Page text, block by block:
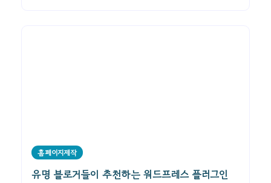
홈페이지제작
유명 블로거들이 추천하는 워드프레스 플러그인